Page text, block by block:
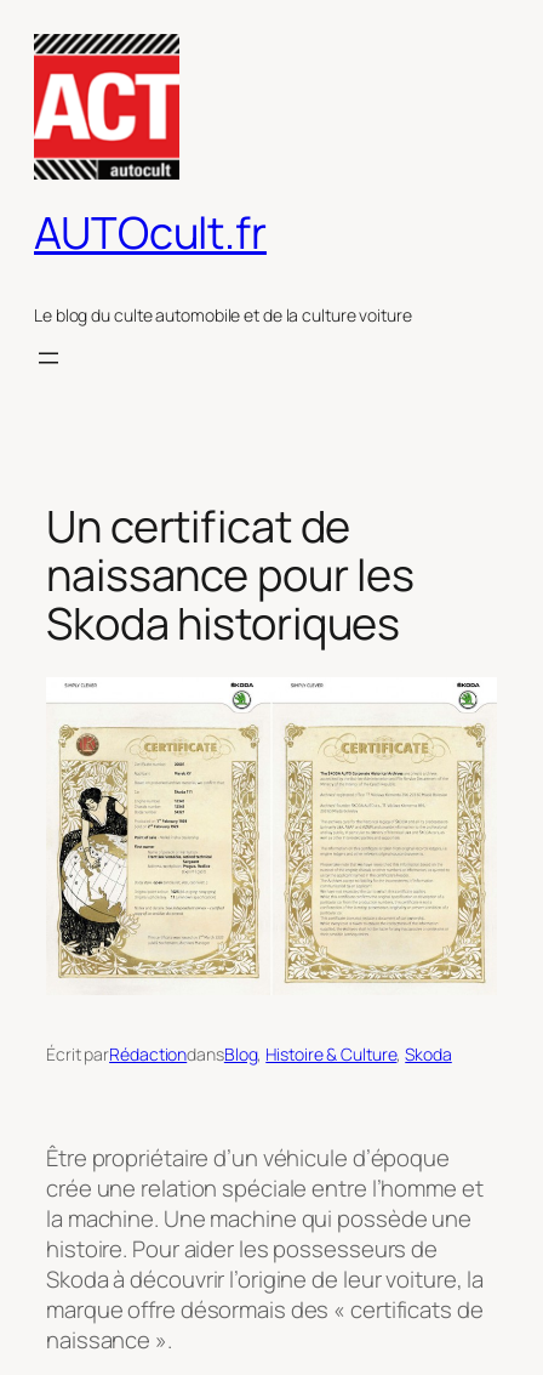
contenu
AUTOcult.fr
Le blog du culte automobile et de la culture voiture
Un certificat de
naissance pour les
Skoda historiques
Écrit parRédactiondansBlog, Histoire & Culture, Skoda
Être propriétaire d’un véhicule d’époque
crée une relation spéciale entre l’homme et
la machine. Une machine qui possède une
histoire. Pour aider les possesseurs de
Skoda à découvrir l’origine de leur voiture, la
marque offre désormais des « certificats de
naissance ».